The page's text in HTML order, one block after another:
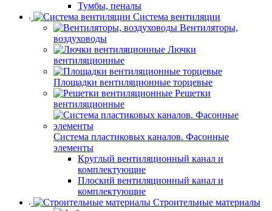
Тумбы, пеналы
Система вентиляции
Вентиляторы,
воздуховоды
Лючки
вентиляционные
Площадки вентиляционные торцевые
Решетки
вентиляционные
Система пластиковых каналов. Фасонные
элементы
Круглый вентиляционный канал и
комплектующие
Плоский вентиляционный канал и
комплектующие
Строительные материалы